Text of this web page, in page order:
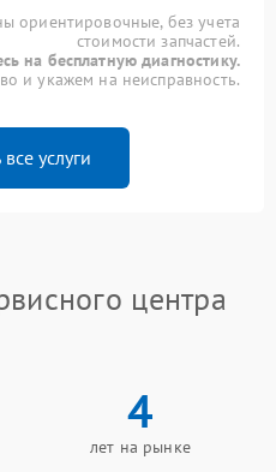
ориентировочные, без учета
стоимости запчастей.
на бесплатную диагностику.
и укажем на неисправность.
услуги
центра
4
лет на рынке